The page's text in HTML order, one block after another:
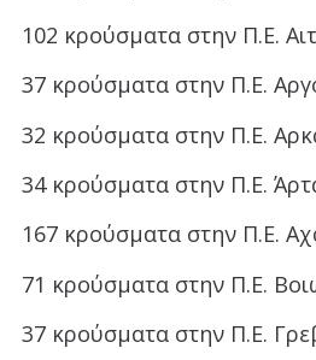
102 κρούσματα στην Π.Ε.
37 κρούσματα στην Π.Ε.
32 κρούσματα στην Π.Ε.
34 κρούσματα στην Π.Ε.
167 κρούσματα στην Π.Ε.
71 κρούσματα στην Π.Ε.
37 κρούσματα στην Π.Ε.